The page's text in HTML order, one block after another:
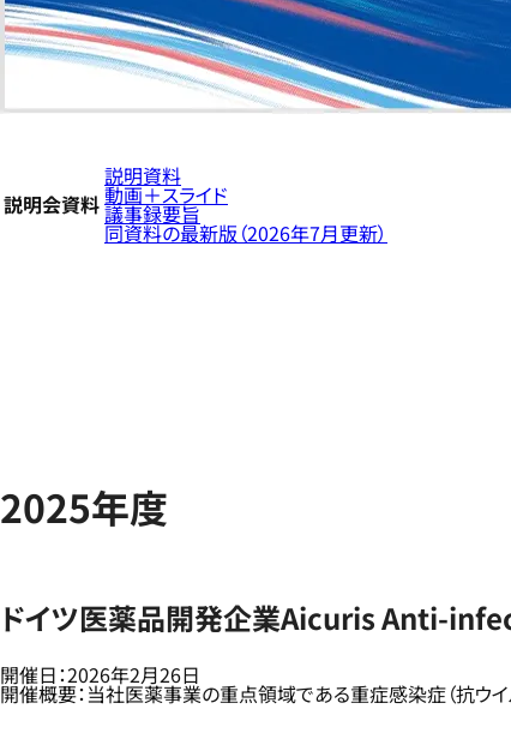
説明会資料
説明資料
動画＋スライド
議事録要旨
同資料の最新版（2026年7月更新）
2025年度
ドイツ医薬品開発企業Aicuris Anti-
開催日：2026年2月26日
開催概要：当社医薬事業の重点領域である重症感染症（抗ウ